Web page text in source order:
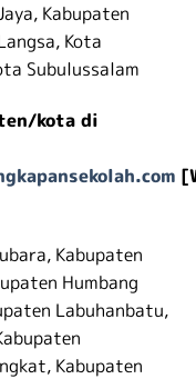
Kabupaten
Kota
Subulussalam
kota di
Kabupaten
Humbang
Labuhanbatu,
Kabupaten